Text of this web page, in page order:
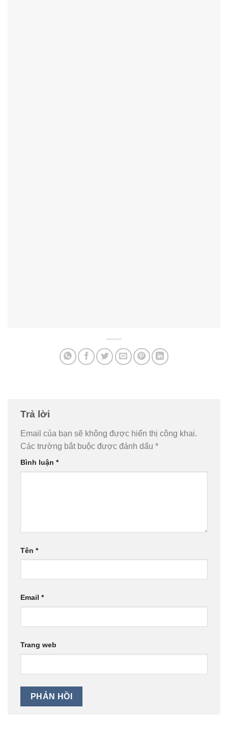
Trả lời
Email của bạn sẽ không được hiển thị công khai.
Các trường bắt buộc được đánh dấu *
Bình luận *
Tên *
Email *
Trang web